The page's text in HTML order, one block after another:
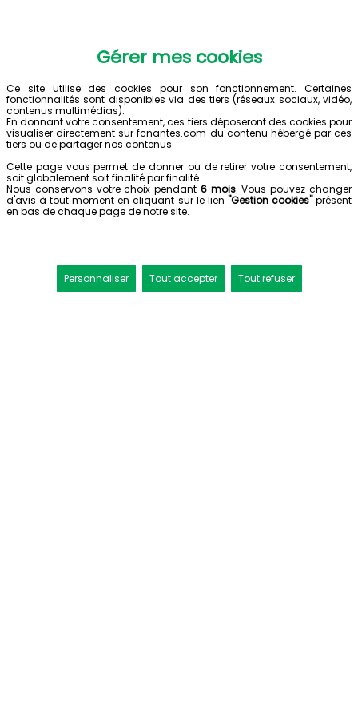
Gérer mes cookies
Ce site utilise des cookies pour son fonctionnement. Certaines
fonctionnalités sont disponibles via des tiers (réseaux sociaux, vidéo,
contenus multimédias).
En donnant votre consentement, ces tiers déposeront des cookies pour
visualiser directement sur fcnantes.com du contenu hébergé par ces
tiers ou de partager nos contenus.
Cette page vous permet de donner ou de retirer votre consentement,
soit globalement soit finalité par finalité.
Nous conservons votre choix pendant 6 mois. Vous pouvez changer
d'avis à tout moment en cliquant sur le lien "Gestion cookies"présent
en bas de chaque page de notre site.
Personnaliser Tout accepter Tout refuser